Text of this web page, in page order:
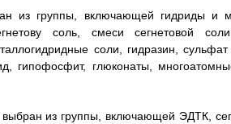
из группы, включающей гидриды и
соль, смеси сегнетовой
соли, гидразин,
гипофосфит, глюконаты,
из группы, включающей ЭДТК,